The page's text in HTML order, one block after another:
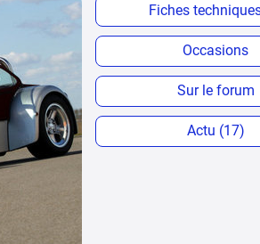
Fiches
Occasions
Sur le forum
Actu (17)